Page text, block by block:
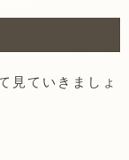
見ていきましょ